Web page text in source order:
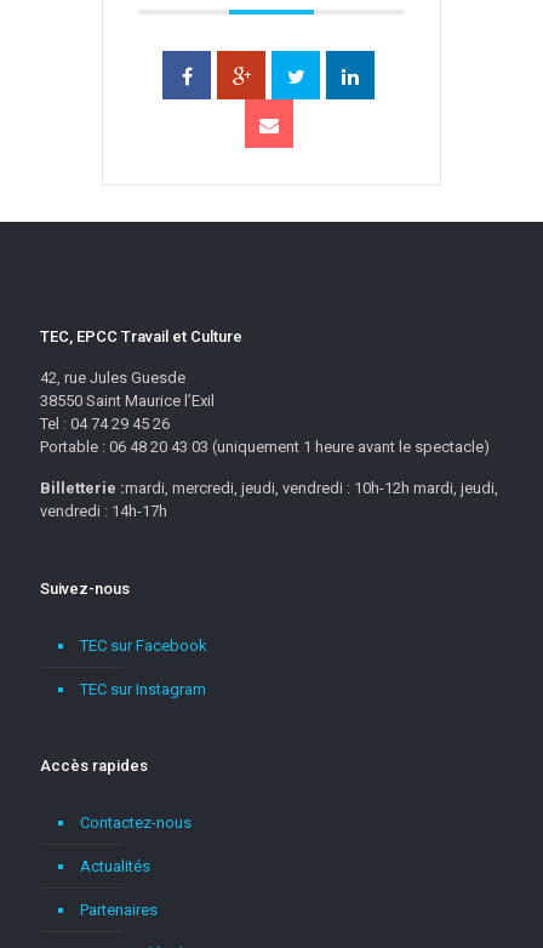
TEC, EPCC Travail et Culture
42, rue Jules Guesde
38550 Saint Maurice l’Exil
Tel : 04 74 29 45 26
Portable : 06 48 20 43 03 (uniquement 1 heure avant le spectacle)
Billetterie :mardi, mercredi, jeudi, vendredi : 10h-12h mardi, jeudi,
vendredi : 14h-17h
Suivez-nous
TEC sur Facebook
TEC sur Instagram
Accès rapides
Contactez-nous
Actualités
Partenaires